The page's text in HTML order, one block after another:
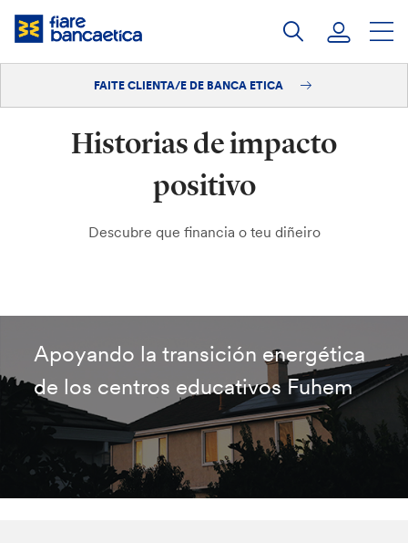
Saltar
Faite clienta/e
FAITE CLIENTA/E DE BANCA ETICA
Historias de impacto
positivo
Descubre que financia o teu diñeiro
Apoyando la transición energética
de los centros educativos Fuhem